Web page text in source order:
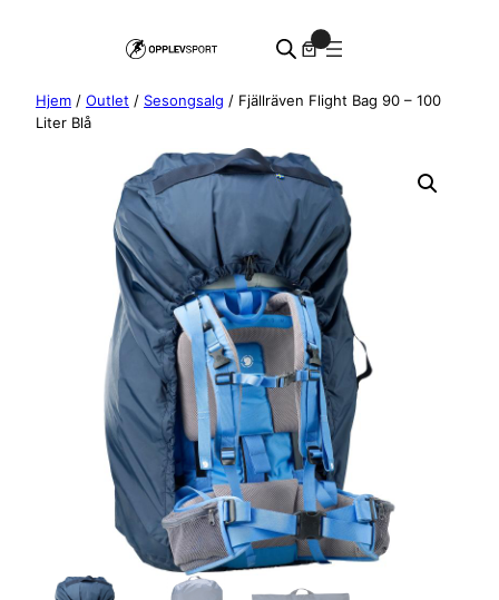
Hjem / Outlet / Sesongsalg / Fjällräven Flight Bag 90 – 100
Liter Blå